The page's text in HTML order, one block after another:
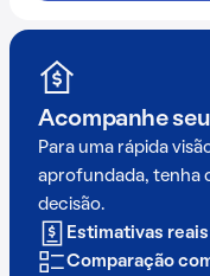
Acompanhe
Para uma rápida
aprofundada, tenha
decisão.
Estimativas
Comparação